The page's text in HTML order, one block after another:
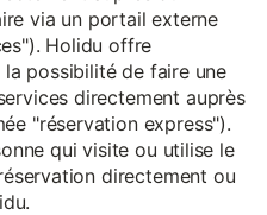
via un portail externe
Holidu offre
possibilité de faire une
directement auprès
"réservation express").
qui visite ou utilise le
directement ou